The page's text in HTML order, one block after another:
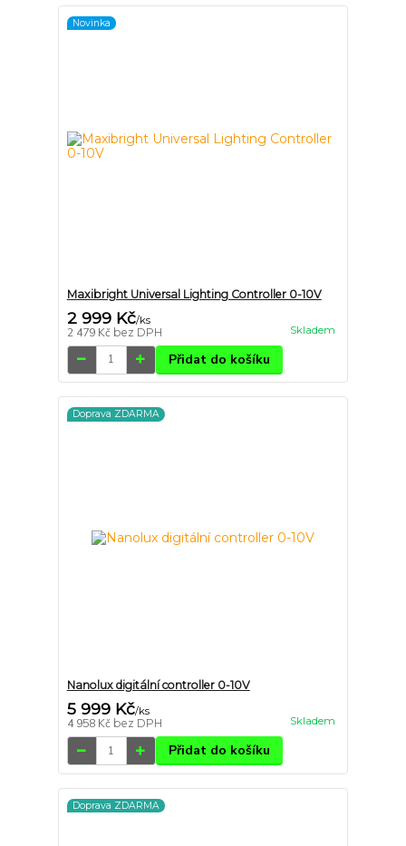
Novinka
Maxibright Universal Lighting Controller 0-10V
2 999 Kč/ks
2 479 Kč bez DPH Skladem
Přidat do košíku
Doprava ZDARMA
Nanolux digitální controller 0-10V
5 999 Kč/ks
4 958 Kč bez DPH Skladem
Přidat do košíku
Doprava ZDARMA